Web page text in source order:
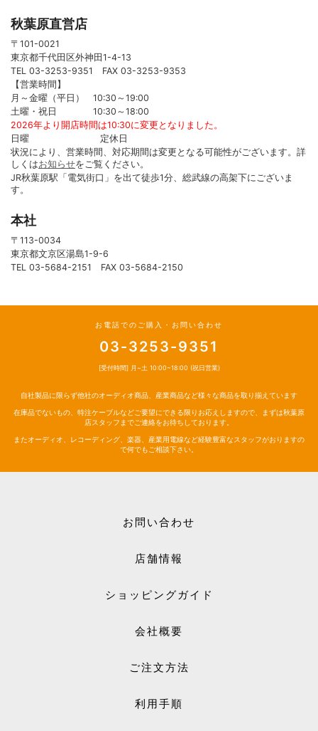
秋葉原直営店
〒101-0021
東京都千代田区外神田1-4-13
TEL 03-3253-9351 FAX 03-3253-9353
【営業時間】
月～金曜（平日） 10:30～19:00
土曜・祝日 10:30～18:00
2026年より開店時間は10:30に変更となりました。
日曜 定休日
状況により、営業時間、対応期間は変更となる可能性がございます。詳
しくはお知らせをご覧ください。
JR秋葉原駅「電気街口」を出て徒歩1分、総武線の高架下にございま
す。
本社
〒113-0034
東京都文京区湯島1-9-6
TEL 03-5684-2151 FAX 03-5684-2150
お電話でのご購入・お問い合わせ
03-3253-9351
[受付時間] 月~土 10:00~18:00 (祝日営業)
自社製品に限らず他社のオーディオ商品、産業商品など様々な商品を取り揃えています
在庫品でないもの、特注ケーブルなどご要望にできる限りお応えしますので、まずは秋葉原
店スタッフまでご連絡をお待ちしております。
またオーディオ、レコーディング、楽器、産業用電線など経験豊富なスタッフがおりますの
で何でもご相談下さい。
お問い合わせ
店舗情報
ショッピングガイド
会社概要
ご注文方法
利用手順